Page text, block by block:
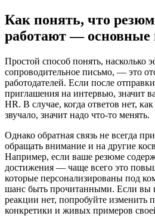
Как понять, что
работают — основные
Простой способ понять, насколько
сопроводительное письмо, — это
работодателей. Если после
приглашения на интервью, значит
HR. В случае, когда ответов нет,
звучало, значит надо что-то менять.
Однако обратная связь не всегда
обращать внимание и на другие
Например, если ваше резюме
достижения — чаще всего это
которые персонализированы под
шанс быть прочитанными. Если вы
реакции нет, попробуйте изменить
конкретики и живых примеров